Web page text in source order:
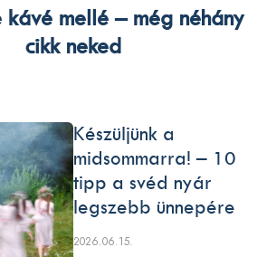
kávé mellé – még néhány
cikk neked
Készüljünk a
midsommarra! – 10
tipp a svéd nyár
legszebb ünnepére
2026.06.15.